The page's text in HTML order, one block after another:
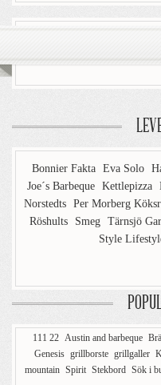
Bonnier Fakta Eva Solo
Joe´s Barbeque Kettlepizza
Norstedts Per Morberg
Röshults
Smeg Tärnsjö
Style
111 22 Austin and barbeque
Genesis grillborste grillgaller
mountain Spirit Stekbord Sök i